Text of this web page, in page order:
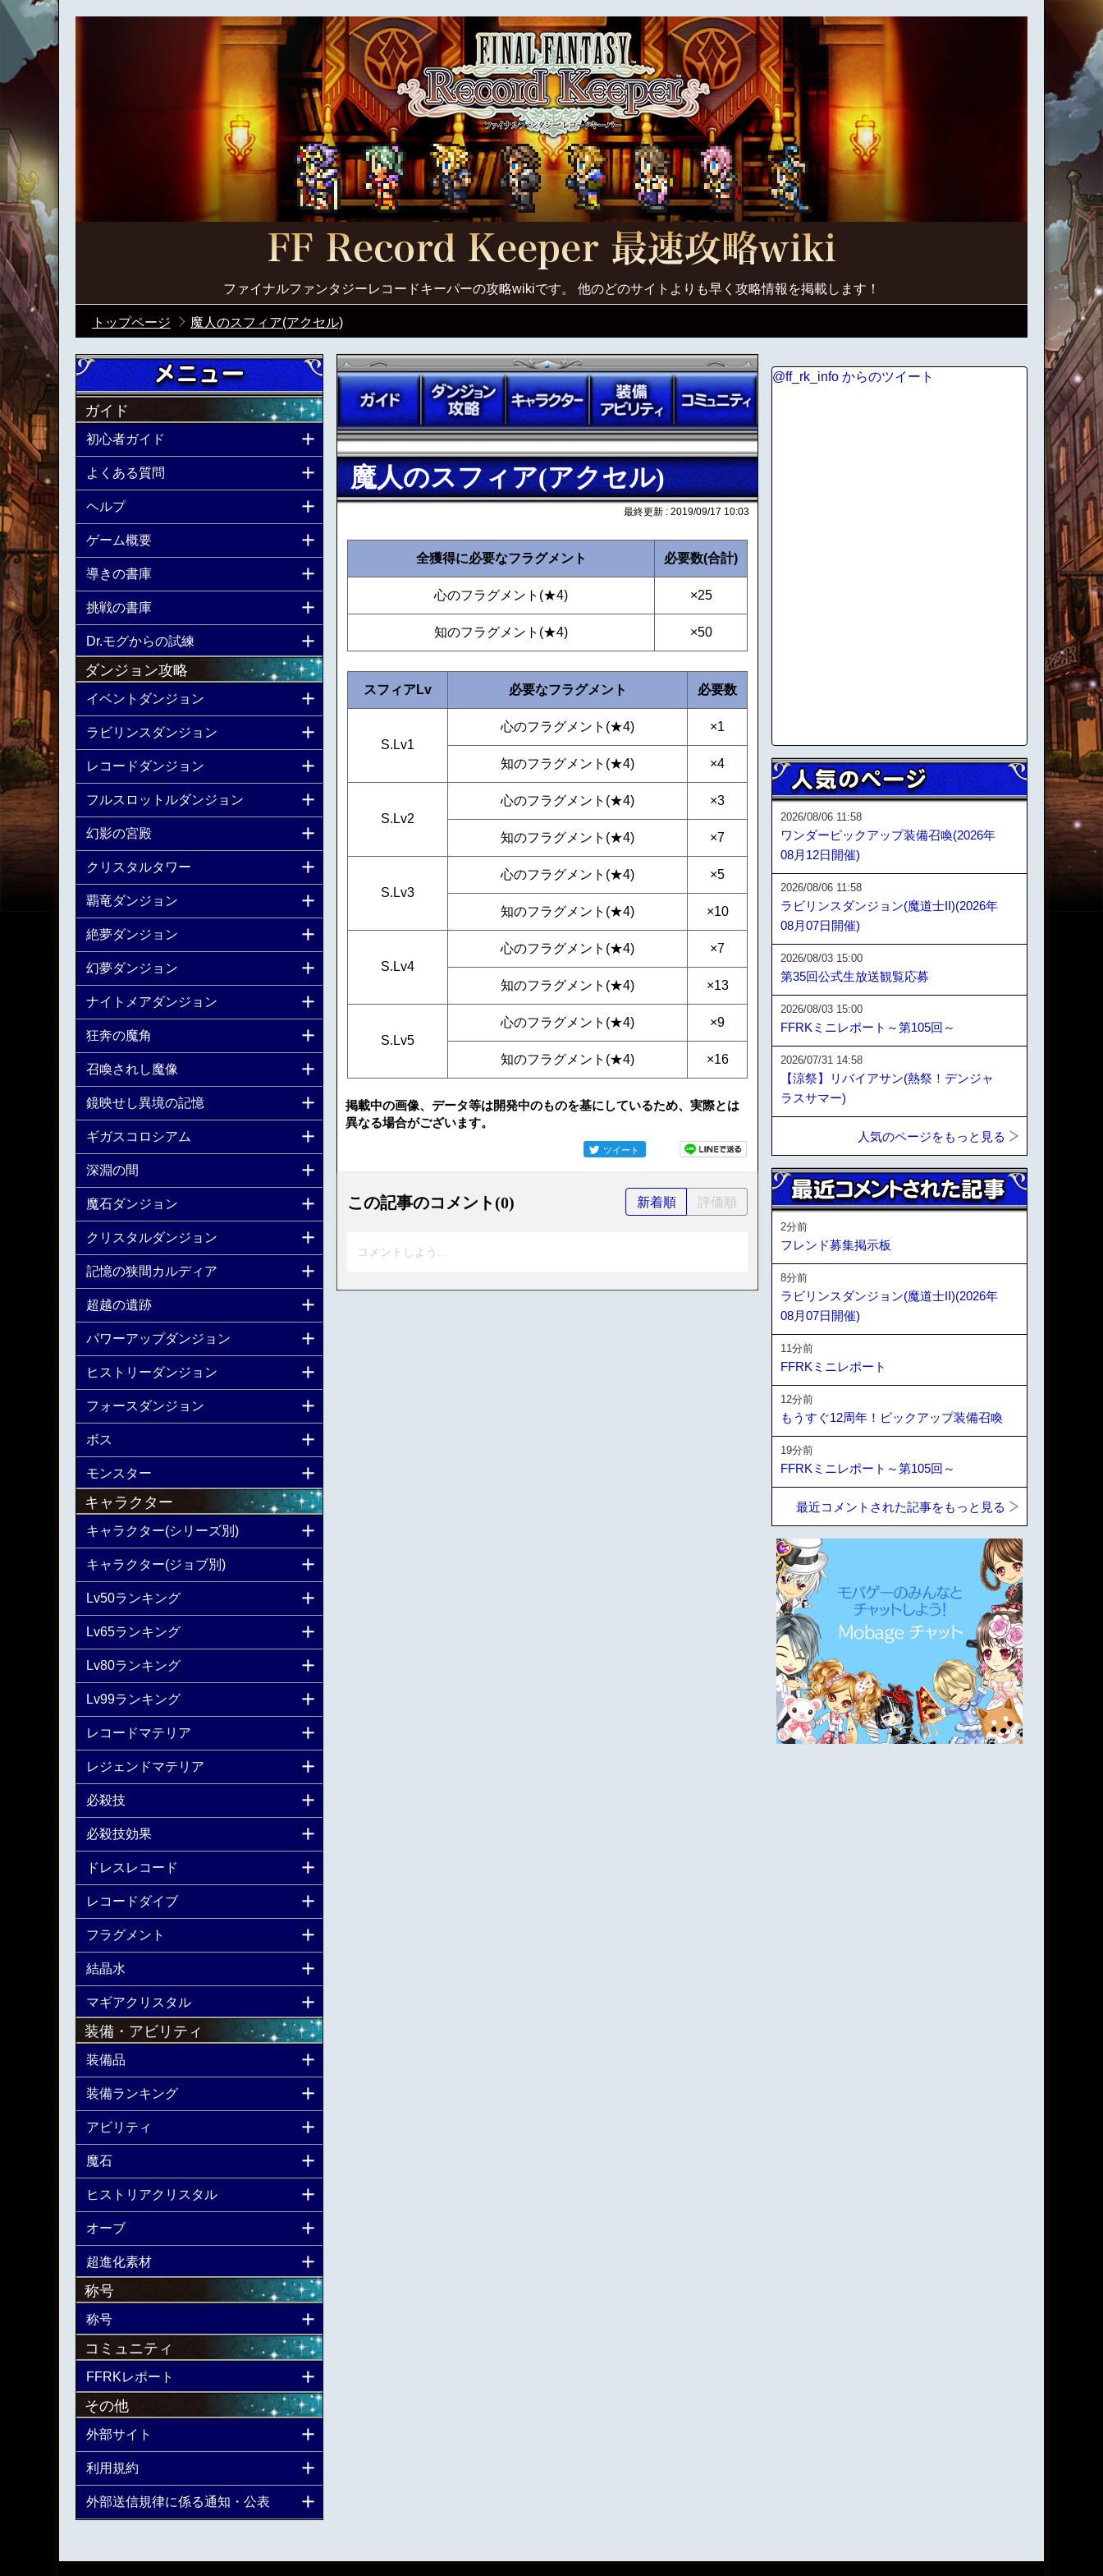
ファイナルファンタジーレコードキーパーの攻略wikiです。 他のどのサイトよりも早く攻略情報を掲載します！
トップページ 魔人のスフィア(アクセル)
魔人のスフィア(アクセル)
最終更新 : 2019/09/17 10:03
全獲得に必要なフラグメント 必要数(合計)
心のフラグメント(★4) ×25
知のフラグメント(★4) ×50
スフィアLv 必要なフラグメント 必要数
S.Lv1
心のフラグメント(★4) ×1
知のフラグメント(★4) ×4
S.Lv2
心のフラグメント(★4) ×3
知のフラグメント(★4) ×7
S.Lv3
心のフラグメント(★4) ×5
知のフラグメント(★4) ×10
S.Lv4
心のフラグメント(★4) ×7
知のフラグメント(★4) ×13
S.Lv5
心のフラグメント(★4) ×9
知のフラグメント(★4) ×16
掲載中の画像、データ等は開発中のものを基にしているため、実際とは
異なる場合がございます。
ツイート
この記事のコメント(0) 新着順 評価順
コメントしよう...
ガイド
初心者ガイド
よくある質問
ヘルプ
ゲーム概要
導きの書庫
挑戦の書庫
Dr.モグからの試練
ダンジョン攻略
イベントダンジョン
ラビリンスダンジョン
レコードダンジョン
フルスロットルダンジョン
幻影の宮殿
クリスタルタワー
覇竜ダンジョン
絶夢ダンジョン
幻夢ダンジョン
ナイトメアダンジョン
狂奔の魔角
召喚されし魔像
鏡映せし異境の記憶
ギガスコロシアム
深淵の間
魔石ダンジョン
クリスタルダンジョン
記憶の狭間カルディア
超越の遺跡
パワーアップダンジョン
ヒストリーダンジョン
フォースダンジョン
ボス
モンスター
キャラクター
キャラクター(シリーズ別)
キャラクター(ジョブ別)
Lv50ランキング
Lv65ランキング
Lv80ランキング
Lv99ランキング
レコードマテリア
レジェンドマテリア
必殺技
必殺技効果
ドレスレコード
レコードダイブ
フラグメント
結晶水
マギアクリスタル
装備・アビリティ
装備品
装備ランキング
アビリティ
魔石
ヒストリアクリスタル
オーブ
超進化素材
称号
称号
コミュニティ
FFRKレポート
その他
外部サイト
利用規約
外部送信規律に係る通知・公表
@ff_rk_info からのツイート
2026/08/06 11:58
ワンダーピックアップ装備召喚(2026年
08月12日開催)
2026/08/06 11:58
ラビリンスダンジョン(魔道士II)(2026年
08月07日開催)
2026/08/03 15:00
第35回公式生放送観覧応募
2026/08/03 15:00
FFRKミニレポート～第105回～
2026/07/31 14:58
【涼祭】リバイアサン(熱祭！デンジャ
ラスサマー)
人気のページをもっと見る
2分前
フレンド募集掲示板
8分前
ラビリンスダンジョン(魔道士II)(2026年
08月07日開催)
11分前
FFRKミニレポート
12分前
もうすぐ12周年！ピックアップ装備召喚
19分前
FFRKミニレポート～第105回～
最近コメントされた記事をもっと見る